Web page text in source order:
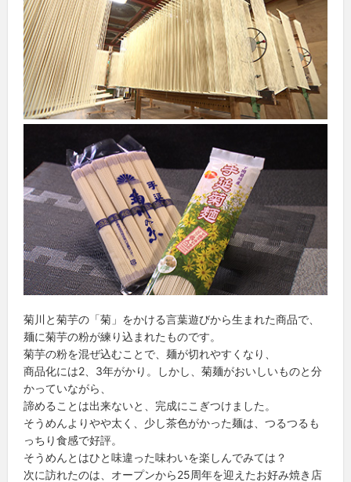
菊川と菊芋の「菊」をかける言葉遊びから生まれた商品で、
麺に菊芋の粉が練り込まれたものです。
菊芋の粉を混ぜ込むことで、麺が切れやすくなり、
商品化には2、3年がかり。しかし、菊麺がおいしいものと分
かっていながら、
諦めることは出来ないと、完成にこぎつけました。
そうめんよりやや太く、少し茶色がかった麺は、つるつるも
っちり食感で好評。
そうめんとはひと味違った味わいを楽しんでみては？
次に訪れたのは、オープンから25周年を迎えたお好み焼き店